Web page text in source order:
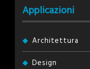
Applicazioni
Architettura
Design